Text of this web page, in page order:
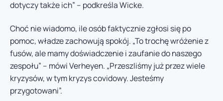
dotyczy także ich” – podkreśla Wicke.
Choć nie wiadomo, ile osób faktycznie zgłosi się po
pomoc, władze zachowują spokój. „To trochę wróżenie z
fusów, ale mamy doświadczenie i zaufanie do naszego
zespołu” – mówi Verheyen. „Przeszliśmy już przez wiele
kryzysów, w tym kryzys covidowy. Jesteśmy
przygotowani”.